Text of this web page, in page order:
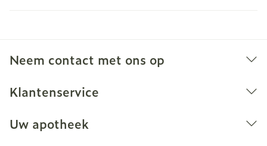
Neem contact met ons op
Klantenservice
Uw apotheek